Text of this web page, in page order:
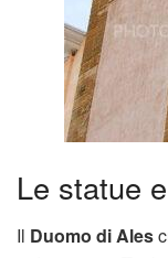
Le statue
Il Duomo di Ales